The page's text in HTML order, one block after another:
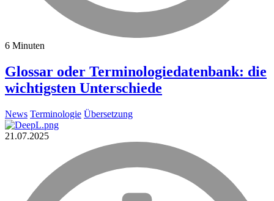
6 Minuten
Glossar oder Terminologiedatenbank: die
wichtigsten Unterschiede
News Terminologie Übersetzung
21.07.2025